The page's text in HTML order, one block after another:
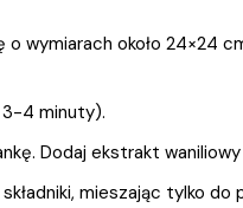
wymiarach około 24×24
3-4 minuty).
Dodaj ekstrakt
mieszając tylko do